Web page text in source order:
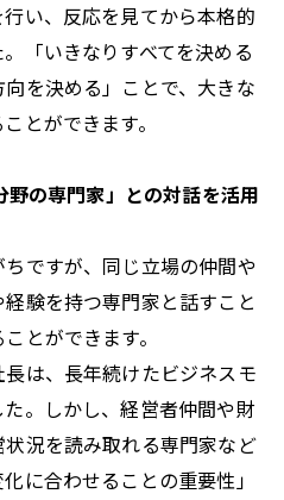
い、反応を見てから本格的
「いきなりすべてを決める
を決める」ことで、大きな
とができます。
の専門家」との対話を活用
ですが、同じ立場の仲間や
験を持つ専門家と話すこと
とができます。
は、長年続けたビジネスモ
。しかし、経営者仲間や財
況を読み取れる専門家など
に合わせることの重要性」